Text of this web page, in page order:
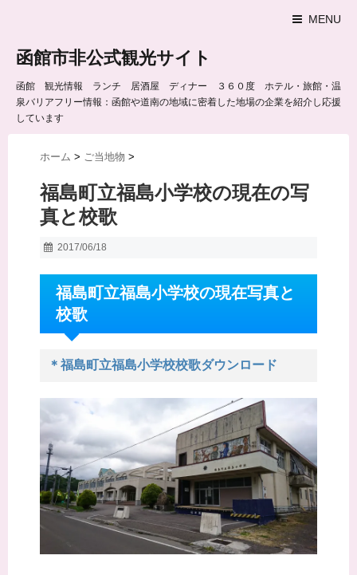
MENU
函館市非公式観光サイト
函館 観光情報 ランチ 居酒屋 ディナー ３６０度 ホテル・旅館・温
泉バリアフリー情報：函館や道南の地域に密着した地場の企業を紹介し応援
しています
ホーム > ご当地物 >
福島町立福島小学校の現在の写
真と校歌
2017/06/18
福島町立福島小学校の現在写真と
校歌
＊福島町立福島小学校校歌ダウンロード